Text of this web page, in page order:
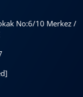
No:6/10 Merkez /